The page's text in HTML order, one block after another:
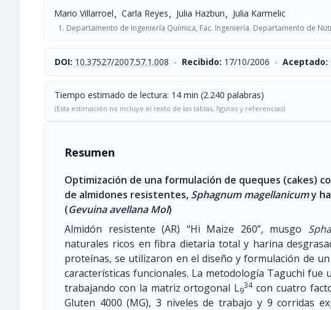
Mario Villarroel, Carla Reyes, Julia Hazbun, Julia Karmelic
Departamento de Ingeniería Química, Fac. Ingeniería. Departamento de
DOI: 10.37527/2007.57.1.008 - Recibido: 17/10/2006 - Aceptado:
Tiempo estimado de lectura: 14 min (2.240 palabras)
(Esta estimación no incluye el texto de las tablas, figuras y referencias)
Resumen
Optimización de una formulación de queques (cakes)
de almidones resistentes, Sphagnum magellanicumy
(Gevuina avellana Mol)
Almidón resistente (AR) “Hi Maize 260”, musgo
naturales ricos en fibra dietaria total y harina
proteínas, se utilizaron en el diseño y formulación de
características funcionales. La metodología Taguchi fue
trabajando con la matriz ortogonal L9
34con cuatro
Gluten 4000 (MG), 3 niveles de trabajo y 9 corridas